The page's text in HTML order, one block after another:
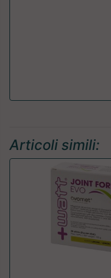
Articoli simili: